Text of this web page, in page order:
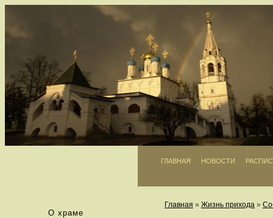
ГЛАВНАЯ НОВОСТИ
О храме
Главная » Жизнь прихода »